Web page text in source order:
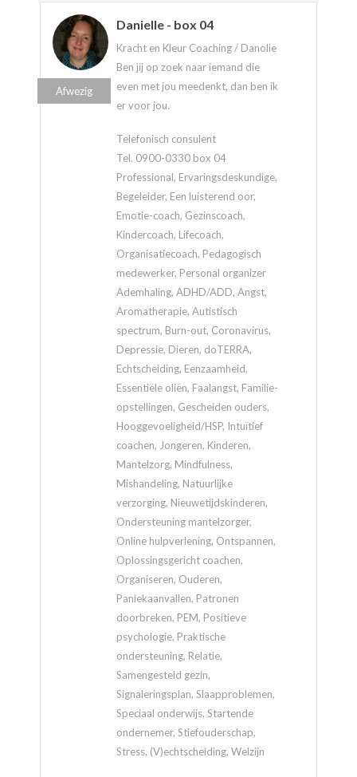
Danielle - box 04
Kracht en Kleur Coaching / Danolie
Ben jij op zoek naar iemand die
even met jou meedenkt, dan ben ik
er voor jou.
Telefonisch consulent
Tel. 0900-0330 box 04
Professional, Ervaringsdeskundige,
Begeleider, Een luisterend oor,
Emotie-coach, Gezinscoach,
Kindercoach, Lifecoach,
Organisatiecoach, Pedagogisch
medewerker, Personal organizer
Ademhaling, ADHD/ADD, Angst,
Aromatherapie, Autistisch
spectrum, Burn-out, Coronavirus,
Depressie, Dieren, doTERRA,
Echtscheiding, Eenzaamheid,
Essentiële oliën, Faalangst, Familie-
opstellingen, Gescheiden ouders,
Hooggevoeligheid/HSP, Intuïtief
coachen, Jongeren, Kinderen,
Mantelzorg, Mindfulness,
Mishandeling, Natuurlijke
verzorging, Nieuwetijdskinderen,
Ondersteuning mantelzorger,
Online hulpverlening, Ontspannen,
Oplossingsgericht coachen,
Organiseren, Ouderen,
Paniekaanvallen, Patronen
doorbreken, PEM, Positieve
psychologie, Praktische
ondersteuning, Relatie,
Samengesteld gezin,
Signaleringsplan, Slaapproblemen,
Speciaal onderwijs, Startende
ondernemer, Stiefouderschap,
Stress, (V)echtscheiding, Welzijn
Afwezig